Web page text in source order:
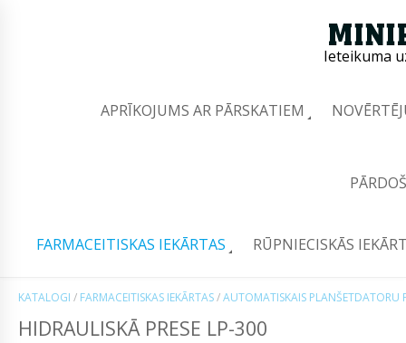
Ieteikuma
APRĪKOJUMS AR PĀRSKATIEM
FARMACEITISKAS IEKĀRTAS RŪPNIECISKĀS
KATALOGI / FARMACEITISKAS IEKĀRTAS/AUTOMATISKAIS PLANŠETDATORU
HIDRAULISKĀ PRESE LP-300